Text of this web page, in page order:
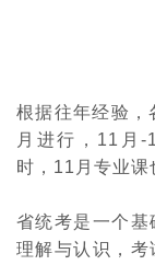
根据往年经验，
月进行， 11 月-
时， 11 月专业课
省统考是一个基
理解与认识，